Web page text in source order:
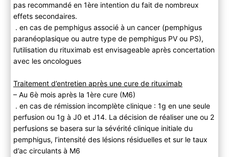
pas recommandé en 1ère intention du fait de nombreux
effets secondaires.
. en cas de pemphigus associé à un cancer (pemphigus
paranéoplasique ou autre type de pemphigus PV ou PS),
l’utilisation du rituximab est envisageable après concertation
avec les oncologues
Traitement d’entretien après une cure de rituximab
– Au 6è mois après la 1ère cure (M6)
. en cas de rémission incomplète clinique : 1g en une seule
perfusion ou 1g à J0 et J14. La décision de réaliser une ou 2
perfusions se basera sur la sévérité clinique initiale du
pemphigus, l’intensité des lésions résiduelles et sur le taux
d’ac circulants à M6